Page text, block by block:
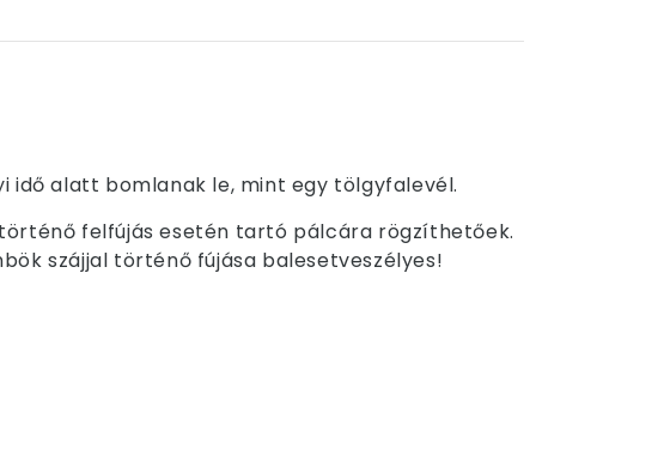
idő alatt bomlanak le, mint egy tölgyfalevél.
felfújás esetén tartó pálcára rögzíthetőek.
szájjal történő fújása balesetveszélyes!